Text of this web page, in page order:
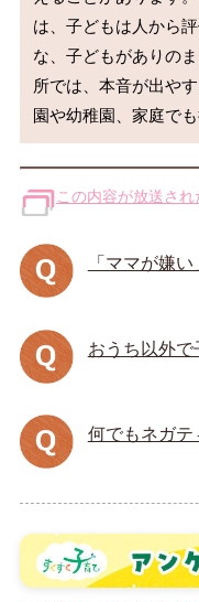
は、子どもは人から
な、子どもがありの
所では、本音が出や
この内容が放送さ
「ママが嫌
おうち以外で
何でもネガ